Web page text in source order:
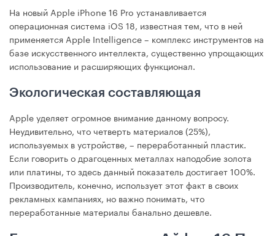
На новый Apple iPhone 16 Pro устанавливается
операционная система iOS 18, известная тем, что в ней
применяется Apple Intelligence – комплекс инструментов на
базе искусственного интеллекта, существенно упрощающих
использование и расширяющих функционал.
Экологическая составляющая
Apple уделяет огромное внимание данному вопросу.
Неудивительно, что четверть материалов (25%),
используемых в устройстве, – переработанный пластик.
Если говорить о драгоценных металлах наподобие золота
или платины, то здесь данный показатель достигает 100%.
Производитель, конечно, использует этот факт в своих
рекламных кампаниях, но важно понимать, что
переработанные материалы банально дешевле.